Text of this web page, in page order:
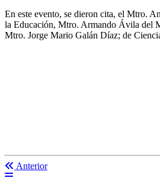
En este evento, se dieron cita, el Mtro.
la Educación, Mtro. Armando Ávila del
Mtro. Jorge Mario Galán Díaz; de
Anterior